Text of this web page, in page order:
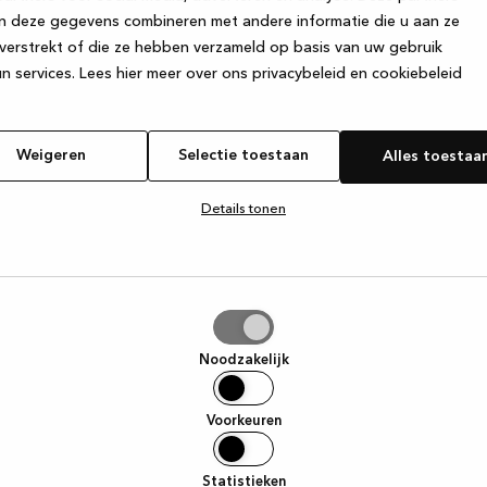
deze gegevens combineren met andere informatie die u aan ze
of die ze hebben verzameld op basis van uw gebruik
services. Lees hier meer over ons privacybeleid en cookiebeleid
Weigeren Selectie toestaan Alles
Details tonen
Noodzakelijk
Voorkeuren
Statistieken
has occurred while loadingwww.kvik.be (see the